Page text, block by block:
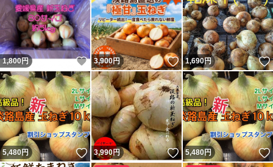
1,800円 いいね！
3,900円 いいね！
1,690円
5,480円 いいね！
3,990円 いいね！
5,480円